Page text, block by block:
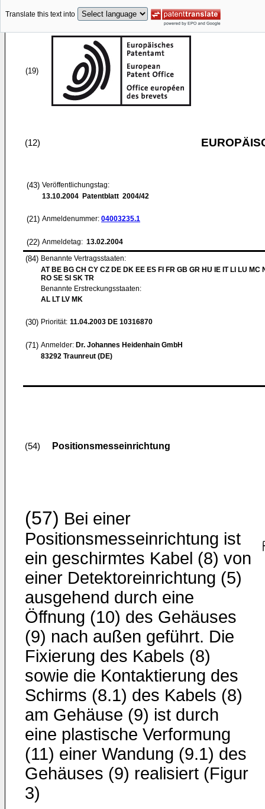
Translate this text into
(19)
(12)
(43) Veröffentlichungstag:
13.10.2004 Patentblatt 2004/42
(21) Anmeldenummer: 04003235.1
(22) Anmeldetag: 13.02.2004
(84) Benannte Vertragsstaaten:
AT BE BG CH CY CZ DE DK EE ES FI FR GB GR HU IE IT LI LU MC
RO SE SI SK TR
Benannte Erstreckungsstaaten:
AL LT LV MK
(30) Priorität: 11.04.2003 DE 10316870
(71) Anmelder: Dr. Johannes Heidenhain GmbH
83292 Traunreut (DE)
(54) Positionsmesseinrichtung
(57) Bei einer
Positionsmesseinrichtung ist
ein geschirmtes Kabel (8) von
einer Detektoreinrichtung (5)
ausgehend durch eine
Öffnung (10) des Gehäuses
(9) nach außen geführt. Die
Fixierung des Kabels (8)
sowie die Kontaktierung des
Schirms (8.1) des Kabels (8)
am Gehäuse (9) ist durch
eine plastische Verformung
(11) einer Wandung (9.1) des
Gehäuses (9) realisiert (Figur
3)